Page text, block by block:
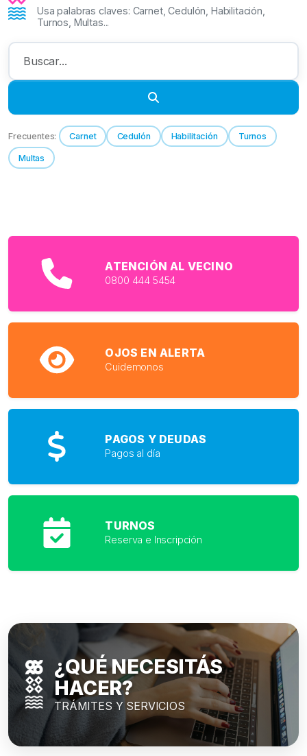
Usa palabras claves: Carnet, Cedulón, Habilitación,
Turnos, Multas...
Frecuentes: Carnet Cedulón Habilitación Turnos
Multas
ATENCIÓN AL VECINO
0800 444 5454
OJOS EN ALERTA
Cuidemonos
PAGOS Y DEUDAS
Pagos al día
TURNOS
Reserva e Inscripción
¿QUÉ NECESITÁS
HACER?
TRÁMITES Y SERVICIOS